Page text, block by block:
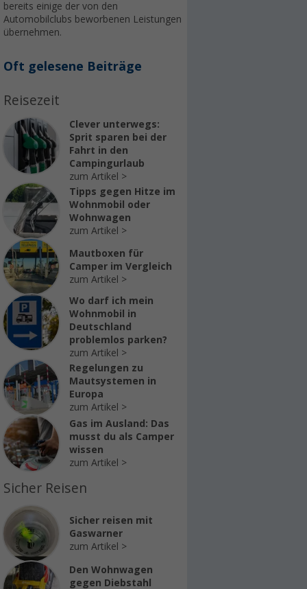
bereits einige der von den
Automobilclubs beworbenen Leistungen
übernehmen.
Oft gelesene Beiträge
Reisezeit
Clever unterwegs:
Sprit sparen bei der
Fahrt in den
Campingurlaub
zum Artikel
Tipps gegen Hitze im
Wohnmobil oder
Wohnwagen
zum Artikel
Mautboxen für
Camper im Vergleich
zum Artikel
Wo darf ich mein
Wohnmobil in
Deutschland
problemlos parken?
zum Artikel
Regelungen zu
Mautsystemen in
Europa
zum Artikel
Gas im Ausland: Das
musst du als Camper
wissen
zum Artikel
Sicher Reisen
Sicher reisen mit
Gaswarner
zum Artikel
Den Wohnwagen
gegen Diebstahl